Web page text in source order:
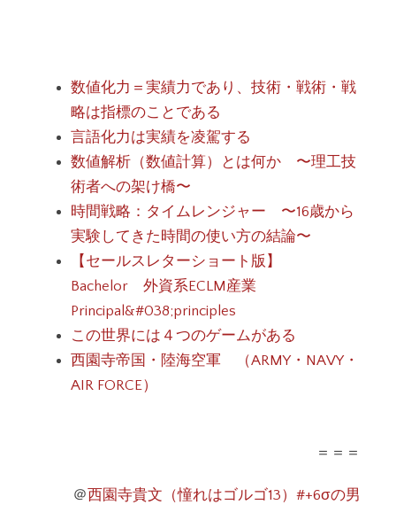
数値化力＝実績力であり、技術・戦術・戦
略は指標のことである
言語化力は実績を凌駕する
数値解析（数値計算）とは何か 〜理工技
術者への架け橋〜
時間戦略：タイムレンジャー 〜16歳から
実験してきた時間の使い方の結論〜
【セールスレターショート版】
Bachelor 外資系ECLM産業
Principal&#038;principles
この世界には４つのゲームがある
西園寺帝国・陸海空軍 （ARMY・NAVY・
AIR FORCE）
＝＝＝
＠西園寺貴文（憧れはゴルゴ13）#+6σの男